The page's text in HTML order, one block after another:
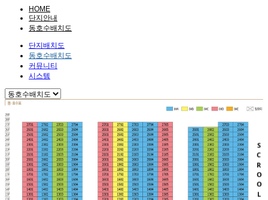
HOME
단지안내
동호수배치도
단지배치도
동호수배치도
커뮤니티
시스템
SCROOL